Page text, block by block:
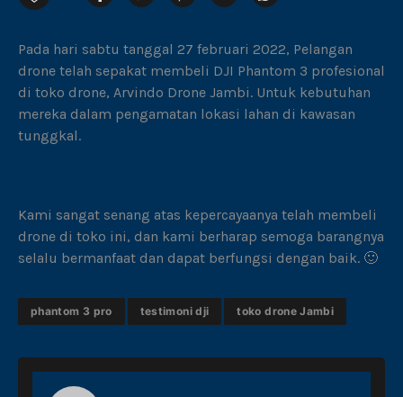
Pada hari sabtu tanggal 27 februari 2022, Pelangan
drone telah sepakat membeli DJI Phantom 3 profesional
di toko drone, Arvindo Drone Jambi. Untuk kebutuhan
mereka dalam pengamatan lokasi lahan di kawasan
tunggkal.
Kami sangat senang atas kepercayaanya telah membeli
drone di toko ini, dan kami berharap semoga barangnya
selalu bermanfaat dan dapat berfungsi dengan baik. 🙂
phantom 3 pro testimoni dji toko drone Jambi